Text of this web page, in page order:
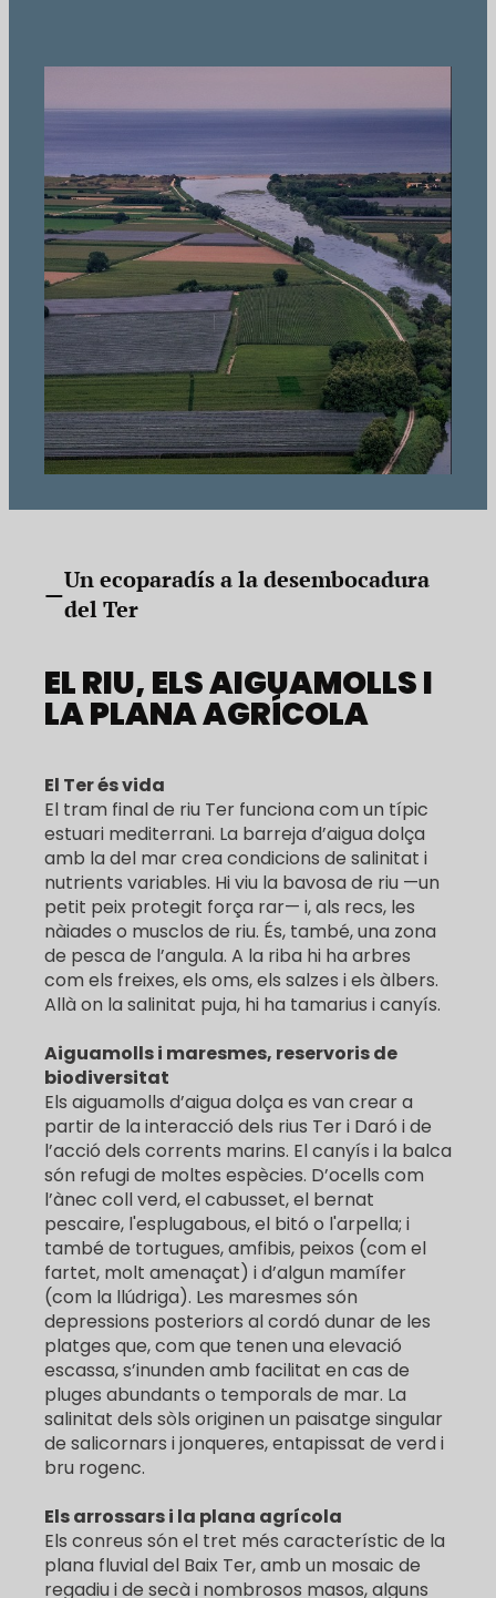
Un ecoparadís a la desembocadura
del Ter
EL RIU, ELS AIGUAMOLLS I
LA PLANA AGRÍCOLA
El Ter és vida
El tram final de riu Ter funciona com un típic
estuari mediterrani. La barreja d’aigua dolça
amb la del mar crea condicions de salinitat i
nutrients variables. Hi viu la bavosa de riu —un
petit peix protegit força rar— i, als recs, les
nàiades o musclos de riu. És, també, una zona
de pesca de l’angula. A la riba hi ha arbres
com els freixes, els oms, els salzes i els àlbers.
Allà on la salinitat puja, hi ha tamarius i canyís.
Aiguamolls i maresmes, reservoris de
biodiversitat
Els aiguamolls d’aigua dolça es van crear a
partir de la interacció dels rius Ter i Daró i de
l’acció dels corrents marins. El canyís i la balca
són refugi de moltes espècies. D’ocells com
l’ànec coll verd, el cabusset, el bernat
pescaire, l'esplugabous, el bitó o l'arpella; i
també de tortugues, amfibis, peixos (com el
fartet, molt amenaçat) i d’algun mamífer
(com la llúdriga). Les maresmes són
depressions posteriors al cordó dunar de les
platges que, com que tenen una elevació
escassa, s’inunden amb facilitat en cas de
pluges abundants o temporals de mar. La
salinitat dels sòls originen un paisatge singular
de salicornars i jonqueres, entapissat de verd i
bru rogenc.
Els arrossars i la plana agrícola
Els conreus són el tret més característic de la
plana fluvial del Baix Ter, amb un mosaic de
regadiu i de secà i nombrosos masos, alguns